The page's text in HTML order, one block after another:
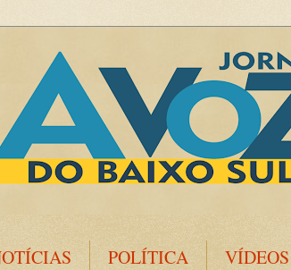
POLÍTICA VÍDEOS